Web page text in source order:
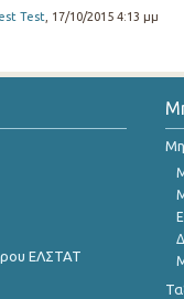
Test , 17/10/2015 4:13 μμ
ΕΛΣΤΑΤ